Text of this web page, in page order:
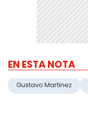
EN ESTA NOTA
Gustavo Martinez